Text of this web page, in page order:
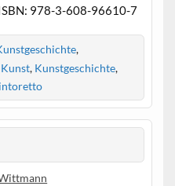
978-3-608-96610-7
,
Kunst, Kunstgeschichte,